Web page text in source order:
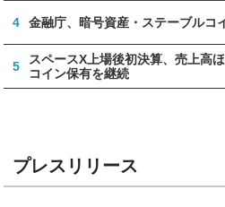
4 金融庁、暗号資産・ステーブル
5
スペースX上場後初決算、売上高
コイン保有を継続
プレスリリース